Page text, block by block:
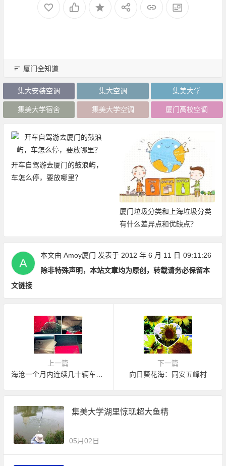
厦门全知道
集大安装空调 集大空调 集美大学
集美大学宿舍 集美大学空调 厦门高校空调
的鼓浪屿，
里？
厦门垃圾分类和上海垃圾分类
有什么差异点和优缺点？
2019厦门旅游年卡
限次畅玩厦门21大
本文由 Amoy厦门 发表于 2012 年 6 月 11 日 09:11:26
除非特殊声明，本站文章均为原创，转载请务必保留本
文链接
上一篇
海沧一个月内连续几十辆车被砸？
下一篇
向日葵花海：同安五峰村
集美大学湖里惊现超大鱼精
05月02日